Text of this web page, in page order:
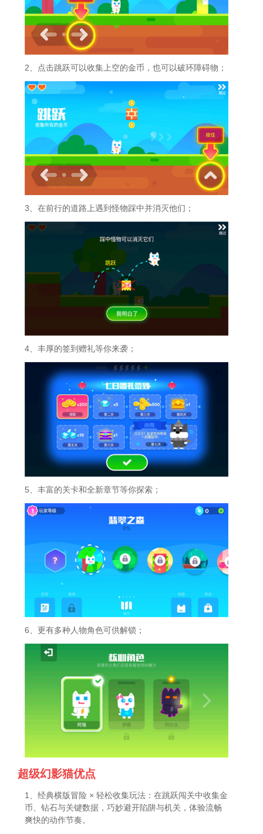
2、点击跳跃可以收集上空的金币，也可以破环障碍物；
3、在前行的道路上遇到怪物踩中并消灭他们；
4、丰厚的签到赠礼等你来袭；
5、丰富的关卡和全新章节等你探索；
6、更有多种人物角色可供解锁；
超级幻影猫优点
1、经典横版冒险 × 轻松收集玩法：在跳跃闯关中收集金
币、钻石与关键数据，巧妙避开陷阱与机关，体验流畅
爽快的动作节奏。